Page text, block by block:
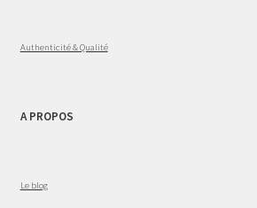
Authenticité & Qualité
A PROPOS
Le blog